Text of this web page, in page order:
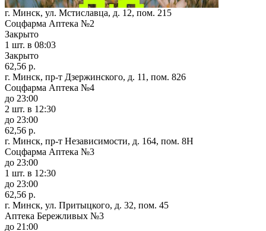
г. Минск, ул. Мстиславца, д. 12, пом. 215
Соцфарма Аптека №2
Закрыто
1 шт. в 08:03
Закрыто
62,56 р.
г. Минск, пр-т Дзержинского, д. 11, пом. 826
Соцфарма Аптека №4
до 23:00
2 шт. в 12:30
до 23:00
62,56 р.
г. Минск, пр-т Независимости, д. 164, пом. 8Н
Соцфарма Аптека №3
до 23:00
1 шт. в 12:30
до 23:00
62,56 р.
г. Минск, ул. Притыцкого, д. 32, пом. 45
Аптека Бережливых №3
до 21:00